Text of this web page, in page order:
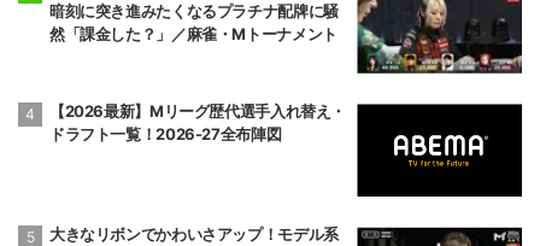
暗刻に突き進みたくなるプラチナ配牌に騒
然「課金した？」／麻雀・Mトーナメント
【2026最新】Mリーグ歴代選手入れ替え・
ドラフト一覧！2026-27全布陣図
大きなリボンでかわいさアップ！モデル系